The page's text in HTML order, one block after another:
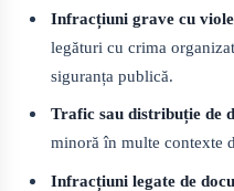
Infracțiuni grave cu
legături cu crima
siguranța publică.
Trafic sau distribuție de
minoră în multe contexte
Infracțiuni legate de